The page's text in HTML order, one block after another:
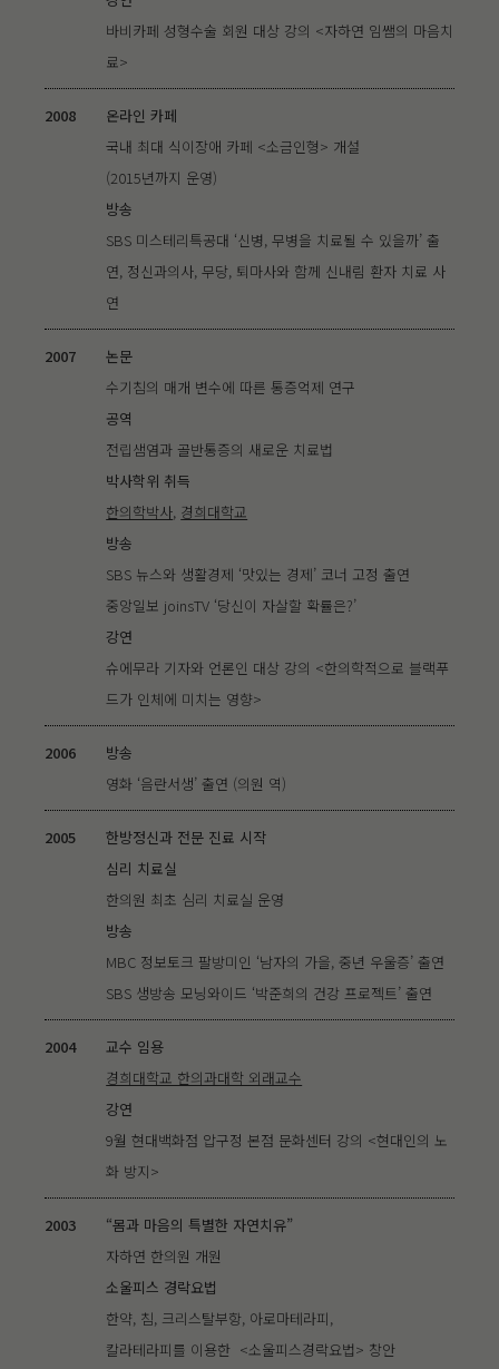
바비카페 성형수술 회원 대상 강의 <자하연 임쌤의 마음치
료>
2008
온라인 카페
국내 최대 식이장애 카페 <소금인형> 개설
(2015년까지 운영)
방송
SBS 미스테리특공대 ‘신병, 무병을 치료될 수 있을까’ 출
연, 정신과의사, 무당, 퇴마사와 함께 신내림 환자 치료 사
연
2007
논문
수기침의 매개 변수에 따른 통증억제 연구
공역
전립샘염과 골반통증의 새로운 치료법
박사학위 취득
한의학박사, 경희대학교
방송
SBS 뉴스와 생활경제 ‘맛있는 경제’ 코너 고정 출연
중앙일보 joinsTV ‘당신이 자살할 확률은?’
강연
슈에무라 기자와 언론인 대상 강의 <한의학적으로 블랙푸
드가 인체에 미치는 영향>
2006
방송
영화 ‘음란서생’ 출연 (의원 역)
2005
한방정신과 전문 진료 시작
심리 치료실
한의원 최초 심리 치료실 운영
방송
MBC 정보토크 팔방미인 ‘남자의 가을, 중년 우울증’ 출연
SBS 생방송 모닝와이드 ‘박준희의 건강 프로젝트’ 출연
2004
교수 임용
경희대학교 한의과대학 외래교수
강연
9월 현대백화점 압구정 본점 문화센터 강의 <현대인의 노
화 방지>
2003
“몸과 마음의 특별한 자연치유”
자하연 한의원 개원
소울피스 경락요법
한약, 침, 크리스탈부항, 아로마테라피,
칼라테라피를 이용한 <소울피스경락요법> 창안